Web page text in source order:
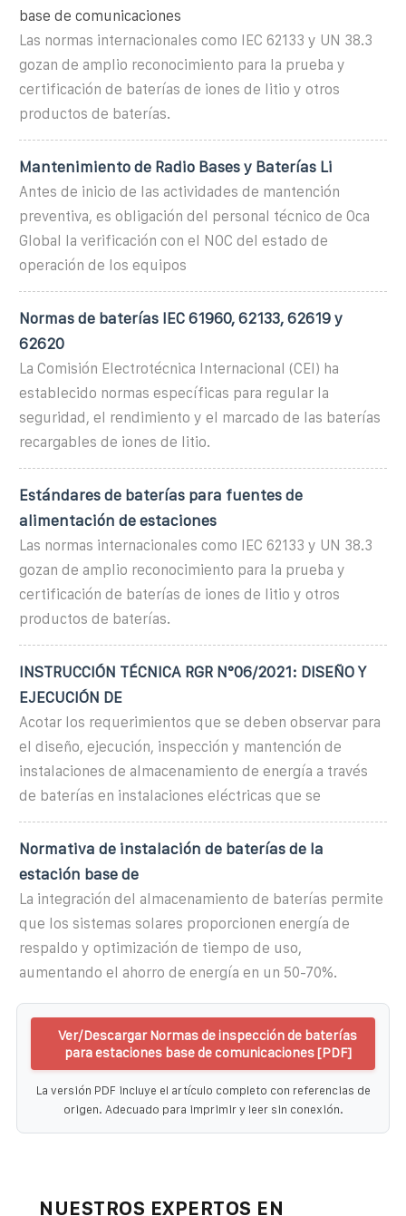
base de comunicaciones
Las normas internacionales como IEC 62133 y UN 38.3
gozan de amplio reconocimiento para la prueba y
certificación de baterías de iones de litio y otros
productos de baterías.
Mantenimiento de Radio Bases y Baterías Li
Antes de inicio de las actividades de mantención
preventiva, es obligación del personal técnico de Oca
Global la verificación con el NOC del estado de
operación de los equipos
Normas de baterías IEC 61960, 62133, 62619 y
62620
La Comisión Electrotécnica Internacional (CEI) ha
establecido normas específicas para regular la
seguridad, el rendimiento y el marcado de las baterías
recargables de iones de litio.
Estándares de baterías para fuentes de
alimentación de estaciones
Las normas internacionales como IEC 62133 y UN 38.3
gozan de amplio reconocimiento para la prueba y
certificación de baterías de iones de litio y otros
productos de baterías.
INSTRUCCIÓN TÉCNICA RGR N°06/2021: DISEÑO Y
EJECUCIÓN DE
Acotar los requerimientos que se deben observar para
el diseño, ejecución, inspección y mantención de
instalaciones de almacenamiento de energía a través
de baterías en instalaciones eléctricas que se
Normativa de instalación de baterías de la
estación base de
La integración del almacenamiento de baterías permite
que los sistemas solares proporcionen energía de
respaldo y optimización de tiempo de uso,
aumentando el ahorro de energía en un 50-70%.
Ver/Descargar Normas de inspección de baterías
para estaciones base de comunicaciones [PDF]
La versión PDF incluye el artículo completo con referencias de
origen. Adecuado para imprimir y leer sin conexión.
NUESTROS EXPERTOS EN